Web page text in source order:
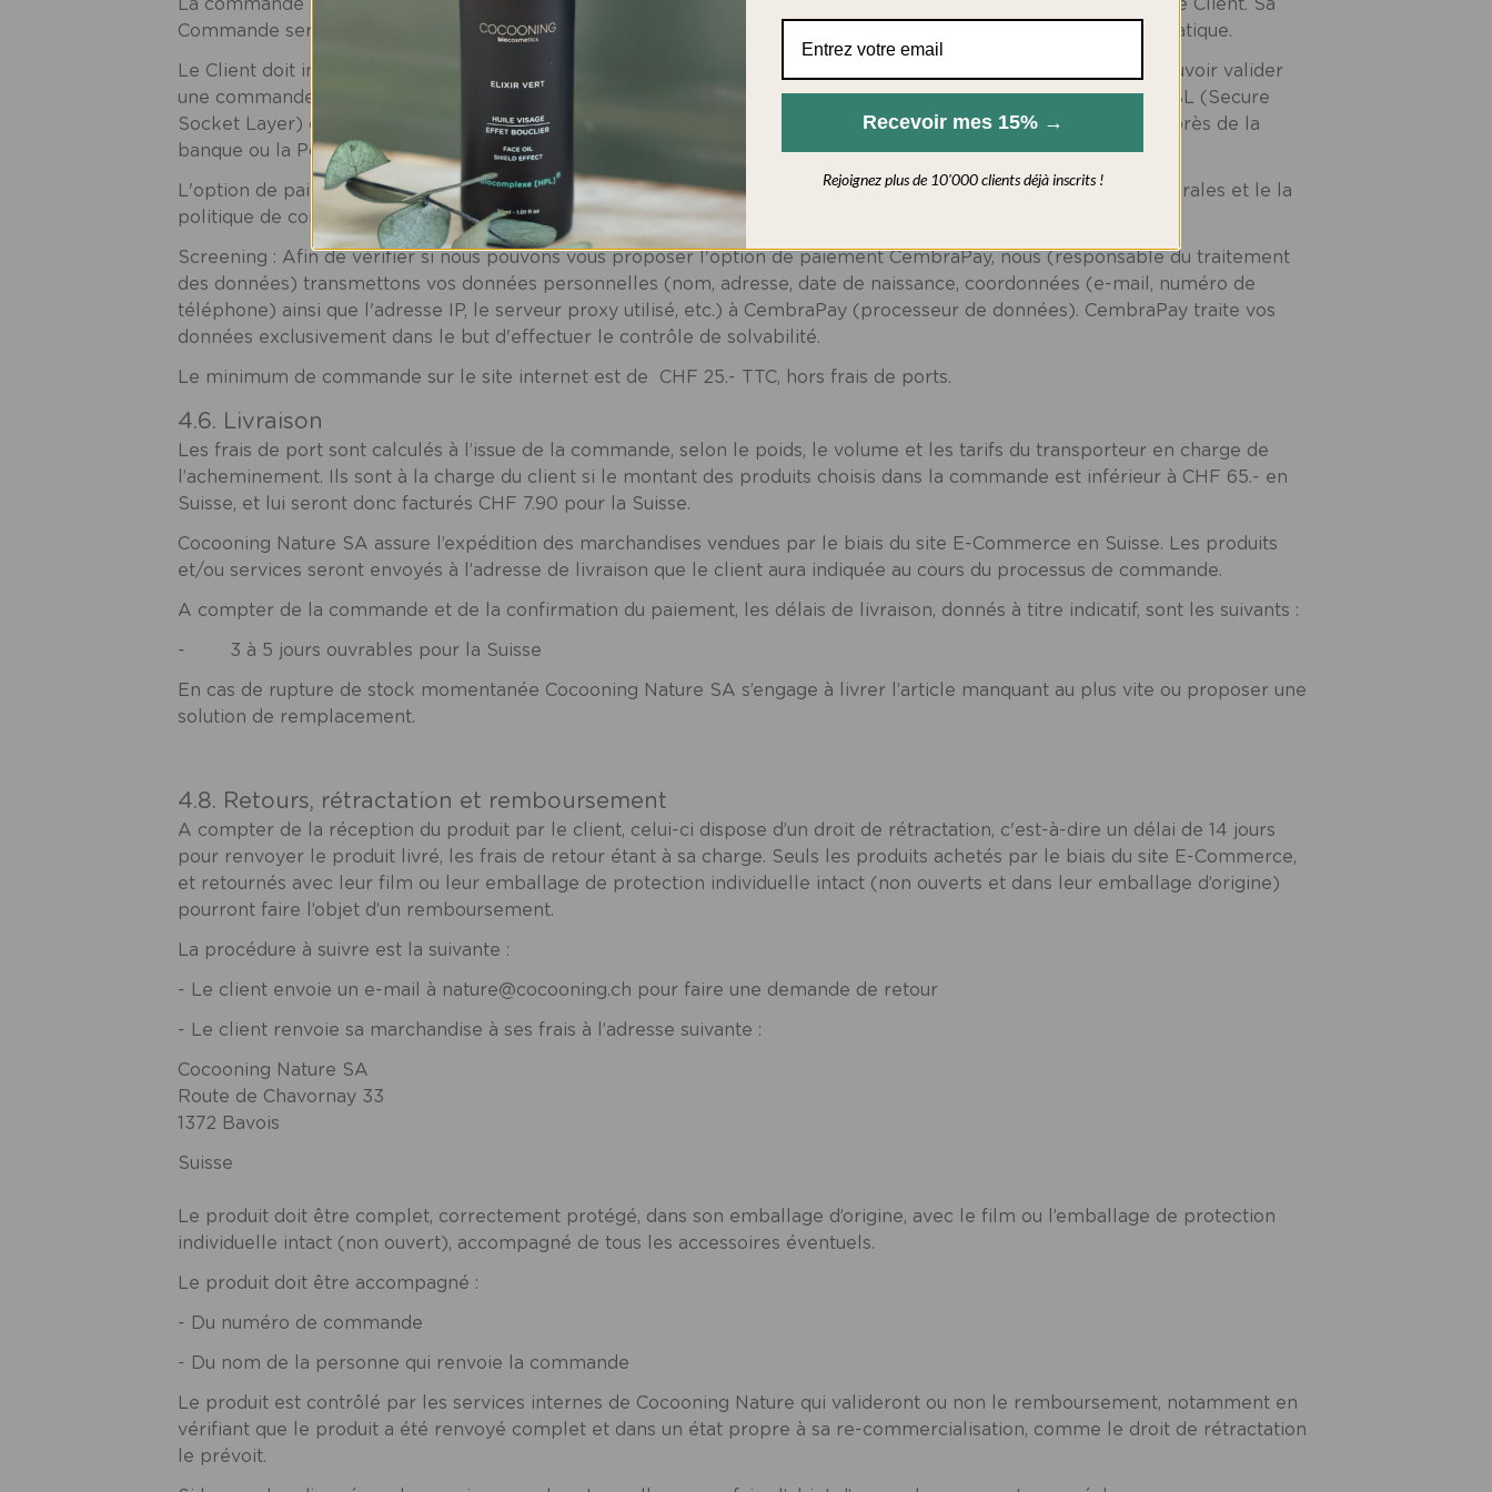
Commande sera validée et sa carte débitée au moment de l'enregistrement de la Commande de manière automatique.
Le Client doit impérativement remplir le formulaire d’inscription qui est proposé sur le Site Internet, avant de pouvoir valider
une commande. Les coordonnées de la carte de crédit ou Postcard du Client sont cryptées grâce au protocole SSL (Secure
Socket Layer) et ne transitent jamais en clair sur le réseau. Le paiement de l’avance est directement effectué auprès de la
banque ou la Poste. Le numéro de carte n'est pas envoyé à Cocooning Nature SA.
L'option de paiement par facture (paiement échelonné inclus) est gérée par CembraPay SA. Lesconditions générales et le la
politique de confidentialité de CembraPay SAs'appliquent.
Screening : Afin de vérifier si nous pouvons vous proposer l'option de paiement CembraPay, nous (responsable du traitement
des données) transmettons vos données personnelles (nom, adresse, date de naissance, coordonnées (e-mail, numéro de
téléphone) ainsi que l'adresse IP, le serveur proxy utilisé, etc.) à CembraPay (processeur de données). CembraPay traite vos
données exclusivement dans le but d'effectuer le contrôle de solvabilité.
Le minimum de commande sur le site internet est de CHF 25.- TTC, hors frais de ports.
4.6. Livraison
Les frais de port sont calculés à l’issue de la commande, selon le poids, le volume et les tarifs du transporteur en charge de
l’acheminement. Ils sont à la charge du client si le montant des produits choisis dans la commande est inférieur à CHF 65.- en
Suisse, et lui seront donc facturés CHF 7.90 pour la Suisse.
Cocooning Nature SA assure l’expédition des marchandises vendues par le biais du site E-Commerce en Suisse. Les produits
et/ou services seront envoyés à l’adresse de livraison que le client aura indiquée au cours du processus de commande.
A compter de la commande et de la confirmation du paiement, les délais de livraison, donnés à titre indicatif, sont les suivants :
- 3 à 5 jours ouvrables pour la Suisse
En cas de rupture de stock momentanée Cocooning Nature SA s’engage à livrer l’article manquant au plus vite ou proposer une
solution de remplacement.
4.8. Retours, rétractation et remboursement
A compter de la réception du produit par le client, celui-ci dispose d’un droit de rétractation, c'est-à-dire un délai de 14 jours
pour renvoyer le produit livré, les frais de retour étant à sa charge. Seuls les produits achetés par le biais du site E-Commerce,
et retournés avec leur film ou leur emballage de protection individuelle intact (non ouverts et dans leur emballage d’origine)
pourront faire l’objet d’un remboursement.
La procédure à suivre est la suivante :
- Le client envoie un e-mail à nature@cocooning.ch pour faire une demande de retour
- Le client renvoie sa marchandise à ses frais à l’adresse suivante :
Cocooning Nature SA
Route de Chavornay 33
1372 Bavois
Suisse
Le produit doit être complet, correctement protégé, dans son emballage d’origine, avec le film ou l’emballage de protection
individuelle intact (non ouvert), accompagné de tous les accessoires éventuels.
Le produit doit être accompagné :
- Du numéro de commande
- Du nom de la personne qui renvoie la commande
Le produit est contrôlé par les services internes de Cocooning Nature qui valideront ou non le remboursement, notamment en
vérifiant que le produit a été renvoyé complet et dans un état propre à sa re-commercialisation, comme le droit de rétractation
le prévoit.
Recevoir mes 15% →
Rejoignez plus de 10'000 clients déjà inscrits !